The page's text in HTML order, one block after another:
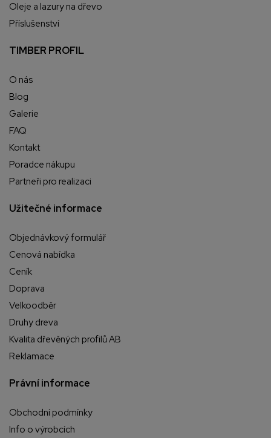
Oleje a lazury na dřevo
Příslušenství
TIMBER PROFIL
O nás
Blog
Galerie
FAQ
Kontakt
Poradce nákupu
Partneři pro realizaci
Užitečné informace
Objednávkový formulář
Cenová nabídka
Ceník
Doprava
Velkoodběr
Druhy dreva
Kvalita dřevěných profilů AB
Reklamace
Právní informace
Obchodní podmínky
Info o výrobcích